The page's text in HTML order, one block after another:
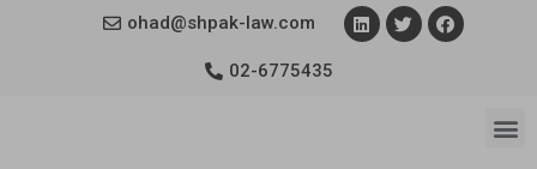
ohad@shpak-law.com
02-6775435